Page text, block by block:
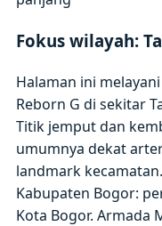
Fokus wilayah:
Halaman ini
Reborn G di sekitar
Titik jemput dan
umumnya dekat
landmark
Kabupaten Bogor:
Kota Bogor. Armada